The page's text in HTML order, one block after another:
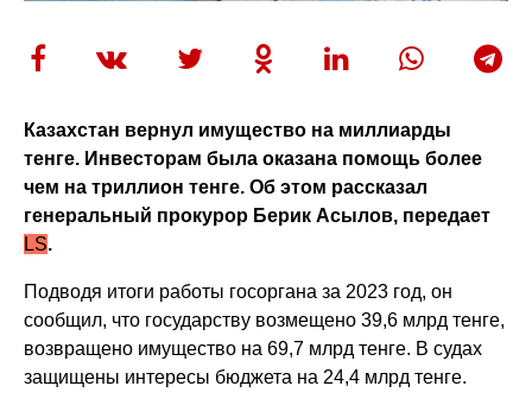
Казахстан вернул имущество на миллиарды
тенге. Инвесторам была оказана помощь более
чем на триллион тенге. Об этом рассказал
генеральный прокурор Берик Асылов, передает
LS.
Подводя итоги работы госоргана за 2023 год, он
сообщил, что государству возмещено 39,6 млрд тенге,
возвращено имущество на 69,7 млрд тенге. В судах
защищены интересы бюджета на 24,4 млрд тенге.